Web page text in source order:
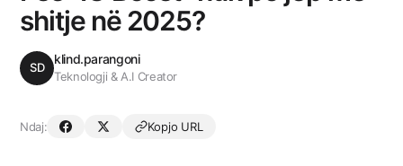
shitje në 2025?
SD
klind.parangoni
Teknologji & A.I Creator
Ndaj: Kopjo URL